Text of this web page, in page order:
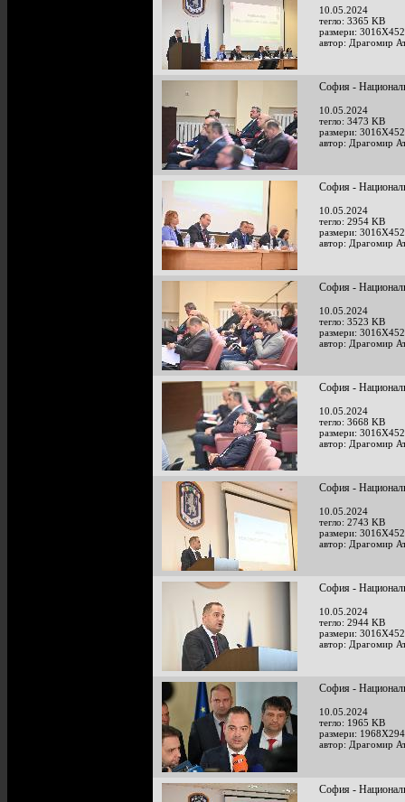
10.05.2024
тегло: 3365 KB
размери:
автор: Драгомир
София -
10.05.2024
тегло: 3473 KB
размери:
автор: Драгомир
София -
10.05.2024
тегло: 2954 KB
размери:
автор: Драгомир
София -
10.05.2024
тегло: 3523 KB
размери:
автор: Драгомир
София -
10.05.2024
тегло: 3668 KB
размери:
автор: Драгомир
София -
10.05.2024
тегло: 2743 KB
размери:
автор: Драгомир
София -
10.05.2024
тегло: 2944 KB
размери:
автор: Драгомир
София -
10.05.2024
тегло: 1965 KB
размери:
автор: Драгомир
София -